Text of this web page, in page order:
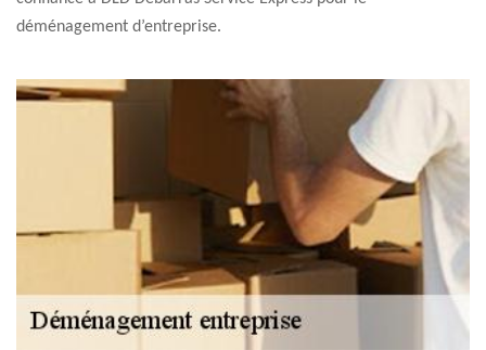
déménagement d’entreprise.